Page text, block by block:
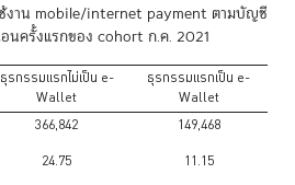
ช้งาน mobile/internet payment ตามบัญชี
นครั้งแรกของ cohort ก.ค. 2021
ธุรกรรมแรกไม่เป็น e-
Wallet
ธุรกรรมแรกเป็น e-
Wallet
366,842
149,468
24.75
11.15